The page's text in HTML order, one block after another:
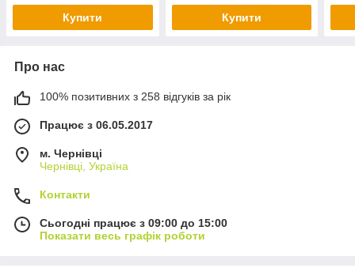
Купити Купити
Про нас
100% позитивних з 258 відгуків за рік
Працює з 06.05.2017
м. Чернівці
Чернівці, Україна
Контакти
Сьогодні працює з 09:00 до 15:00
Показати весь графік роботи